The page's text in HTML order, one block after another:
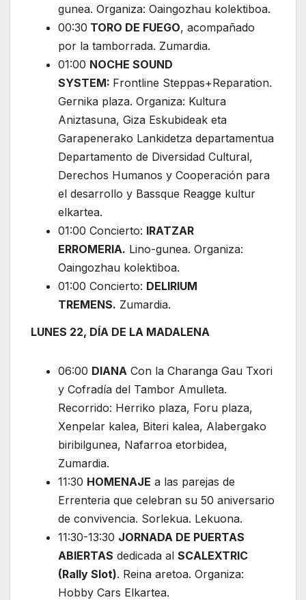
gunea. Organiza: Oaingozhau kolektiboa.
00:30 TORO DE FUEGO, acompañado
por la tamborrada. Zumardia.
01:00 NOCHE SOUND
SYSTEM: Frontline Steppas+Reparation.
Gernika plaza. Organiza: Kultura
Aniztasuna, Giza Eskubideak eta
Garapenerako Lankidetza departamentua
Departamento de Diversidad Cultural,
Derechos Humanos y Cooperación para
el desarrollo y Bassque Reagge kultur
elkartea.
01:00 Concierto: IRATZAR
ERROMERIA. Lino-gunea. Organiza:
Oaingozhau kolektiboa.
01:00 Concierto: DELIRIUM
TREMENS. Zumardia.
LUNES 22, DÍA DE LA MADALENA
06:00 DIANA Con la Charanga Gau Txori
y Cofradía del Tambor Amulleta.
Recorrido: Herriko plaza, Foru plaza,
Xenpelar kalea, Biteri kalea, Alabergako
biribilgunea, Nafarroa etorbidea,
Zumardia.
11:30 HOMENAJE a las parejas de
Errenteria que celebran su 50 aniversario
de convivencia. Sorlekua. Lekuona.
11:30-13:30 JORNADA DE PUERTAS
ABIERTAS dedicada al SCALEXTRIC
(Rally Slot). Reina aretoa. Organiza:
Hobby Cars Elkartea.